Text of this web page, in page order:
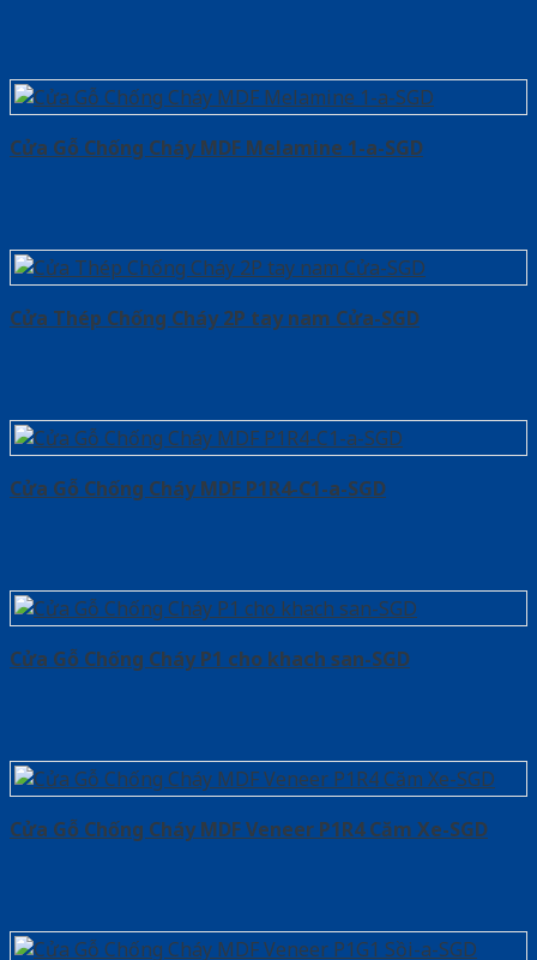
Cửa Gỗ Chống Cháy MDF Melamine 1-a-SGD
Cửa Thép Chống Cháy 2P tay nam Cửa-SGD
Cửa Gỗ Chống Cháy MDF P1R4-C1-a-SGD
Cửa Gỗ Chống Cháy P1 cho khach san-SGD
Cửa Gỗ Chống Cháy MDF Veneer P1R4 Căm Xe-SGD